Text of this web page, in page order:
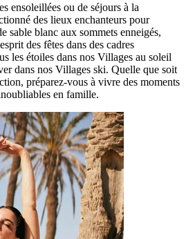
ensoleillées ou de séjours à la
des lieux enchanteurs pour
sable blanc aux sommets enneigés,
des fêtes dans des cadres
les étoiles dans nos Villages au soleil
dans nos Villages ski. Quelle que soit
préparez-vous à vivre des moments
en famille.